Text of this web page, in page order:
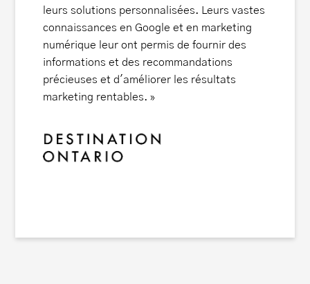
leurs solutions personnalisées. Leurs vastes
connaissances en Google et en marketing
numérique leur ont permis de fournir des
informations et des recommandations
précieuses et d'améliorer les résultats
marketing rentables. »